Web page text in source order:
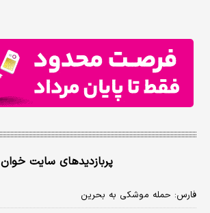
پربازدیدهای سایت خوان
فارس: حمله موشکی به بحرین